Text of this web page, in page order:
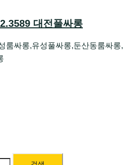
대전풀싸롱
룸싸롱,유성풀싸롱,둔산동룸싸롱,